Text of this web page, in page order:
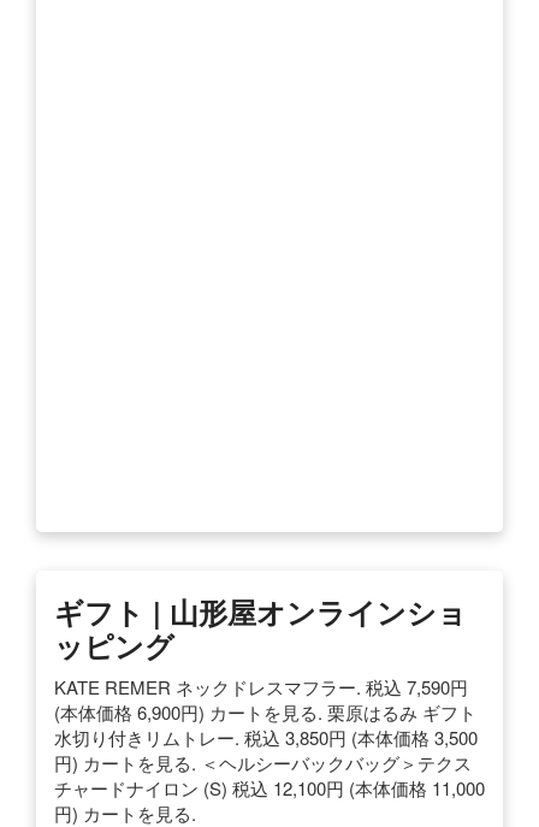
ギフト | 山形屋オンラインショ
ッピング
KATE REMER ネックドレスマフラー. 税込 7,590円
(本体価格 6,900円) カートを見る. 栗原はるみ ギフト
水切り付きリムトレー. 税込 3,850円 (本体価格 3,500
円) カートを見る. ＜ヘルシーバックバッグ＞テクス
チャードナイロン (S) 税込 12,100円 (本体価格 11,000
円) カートを見る.